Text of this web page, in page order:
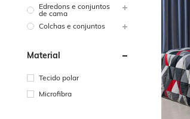
Edredons e conjuntos
de cama
Colchas e conjuntos
Material
Tecido polar
Microfibra